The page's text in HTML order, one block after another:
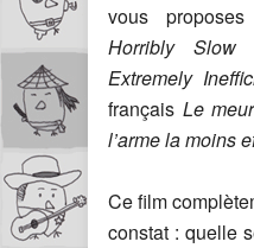
vous
Horribly Slow
Extremely
français Le
l’arme la moins
Ce film
constat : quelle